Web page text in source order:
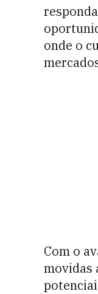
onde o
Com o
movidas